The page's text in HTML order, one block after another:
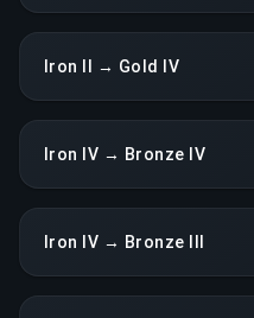
Iron II → Gold IV
Iron IV → Bronze IV
Iron IV → Bronze III